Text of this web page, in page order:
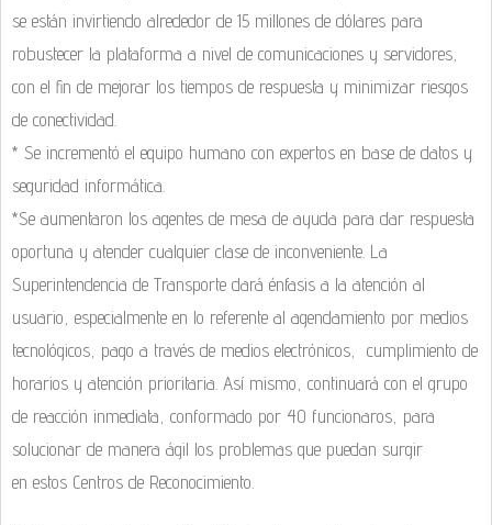
se están invirtiendo alrededor de 15 millones de dólares para
robustecer la plataforma a nivel de comunicaciones y servidores,
con el fin de mejorar los tiempos de respuesta y minimizar riesgos
de conectividad.
* Se incrementó el equipo humano con expertos en base de datos y
seguridad informática.
*Se aumentaron los agentes de mesa de ayuda para dar respuesta
oportuna y atender cualquier clase de inconveniente. La
Superintendencia de Transporte dará énfasis a la atención al
usuario, especialmente en lo referente al agendamiento por medios
tecnológicos, pago a través de medios electrónicos, cumplimiento de
horarios y atención prioritaria. Así mismo, continuará con el grupo
de reacción inmediata, conformado por 40 funcionaros, para
solucionar de manera ágil los problemas que puedan surgir
en estos Centros de Reconocimiento.